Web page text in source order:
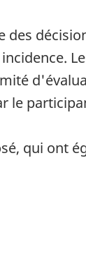
des
le
qui ont